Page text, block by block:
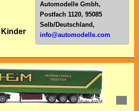
Automodelle Gmbh,
Postfach 1120, 95085
Selb/Deutschl and,
info@automodelle.com